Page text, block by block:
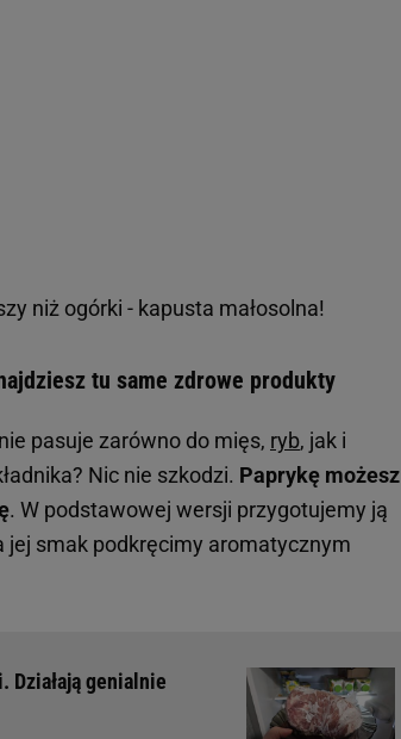
niż ogórki - kapusta małosolna!
tu same zdrowe produkty
pasuje zarówno do mięs, ryb, jak i
Nic nie szkodzi. Paprykę możesz
. W podstawowej wersji przygotujemy ją
jej smak podkręcimy aromatycznym
Działają genialnie